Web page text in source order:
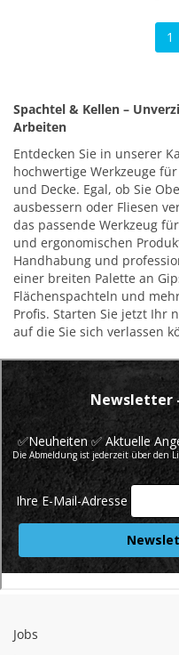
1
Spachtel & Kellen –
Arbeiten
Entdecken Sie in unserer
hochwertige Werkzeuge
und Decke. Egal, ob Sie
ausbessern oder Fliesen
das passende Werkzeug
und ergonomischen
Handhabung und
einer breiten Palette an
Flächenspachteln und
Profis. Starten Sie jetzt Ihr
auf die Sie sich verlassen
Jobs